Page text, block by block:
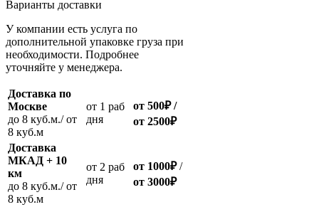
Варианты доставки
У компании есть услуга по
дополнительной упаковке груза при
необходимости. Подробнее
уточняйте у менеджера.
Доставка по
Москве
до 8 куб.м./ от
8 куб.м
oт 1 раб
дня
от 500₽/
от 2500₽
Доставка
МКАД + 10
км
до 8 куб.м./ от
8 куб.м
oт 2 раб
дня
от 1000₽/
от 3000₽